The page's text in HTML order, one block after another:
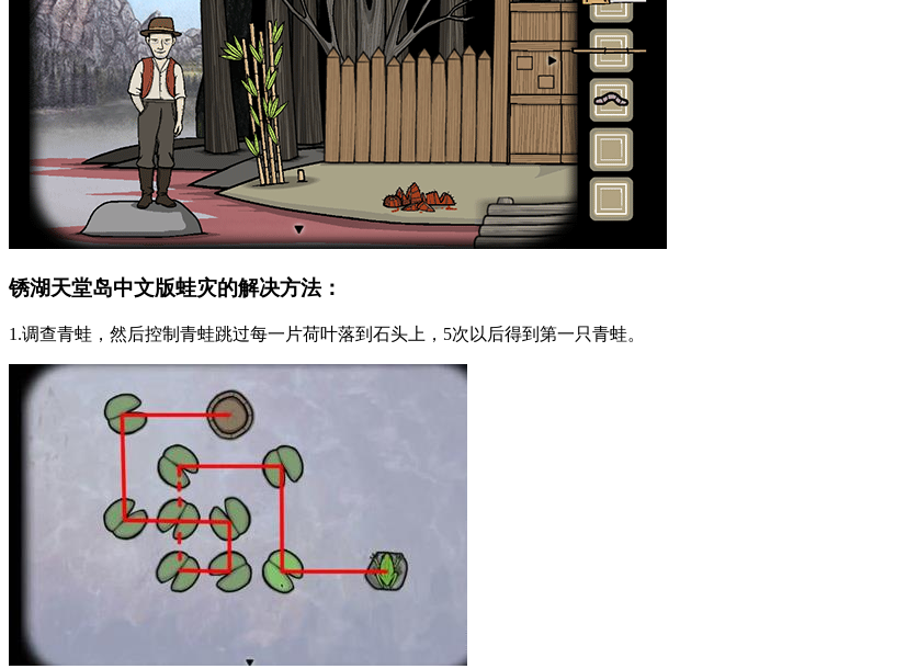
锈湖天堂岛中文版蛙灾的解决方法：
1.调查青蛙，然后控制青蛙跳过每一片荷叶落到石头上，5次以后得到第一只青蛙。